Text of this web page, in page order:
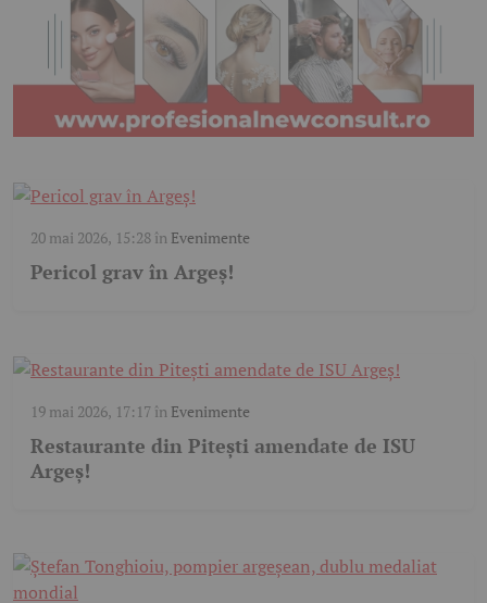
20 mai 2026, 15:28 în Evenimente
Pericol grav în Argeș!
19 mai 2026, 17:17 în Evenimente
Restaurante din Pitești amendate de ISU
Argeș!